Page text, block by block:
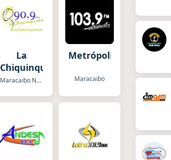
La
Chiquinquireña
Maracaibo Norte
Metrópolis
Maracaibo